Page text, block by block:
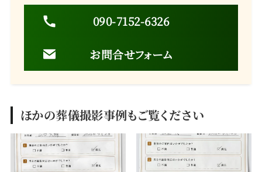
090-7152-6326
お問合せフォーム
ほかの葬儀撮影事例もご覧ください